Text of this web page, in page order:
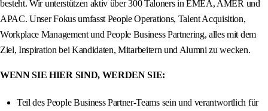
besteht. Wir unterstützen aktiv über 300 Taloners in EMEA, AMER und
APAC. Unser Fokus umfasst People Operations, Talent Acquisition,
Workplace Management und People Business Partnering, alles mit dem
Ziel, Inspiration bei Kandidaten, Mitarbeitern und Alumni zu wecken.
WENN SIE HIER SIND, WERDEN SIE:
Teil des People Business Partner-Teams sein und verantwortlich für